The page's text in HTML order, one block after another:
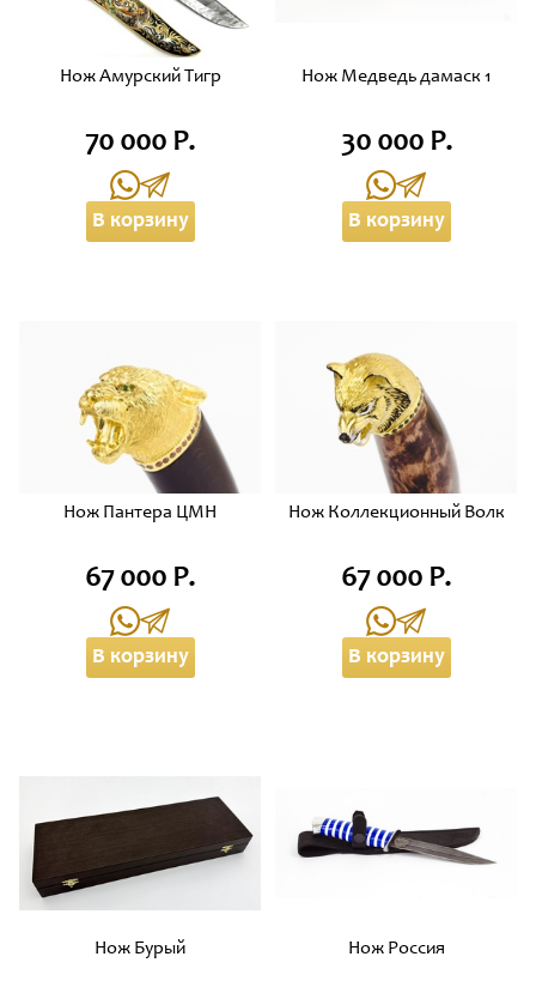
Нож Амурский Тигр
70 000 Р.
В корзину
Нож Медведь дамаск 1
30 000 Р.
В корзину
Нож Пантера ЦМН
67 000 Р.
В корзину
Нож Коллекционный Волк
67 000 Р.
В корзину
Нож Бурый Нож Россия